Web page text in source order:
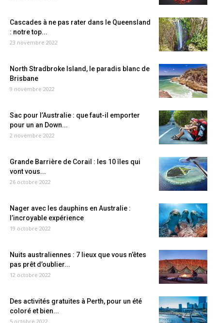
Cascades à ne pas rater dans le Queensland
: notre top...
23 novembre 2022
North Stradbroke Island, le paradis blanc de
Brisbane
9 novembre 2022
Sac pour l’Australie : que faut-il emporter
pour un an Down...
2 novembre 2022
Grande Barrière de Corail : les 10 îles qui
vont vous...
26 octobre 2022
Nager avec les dauphins en Australie :
l’incroyable expérience
19 octobre 2022
Nuits australiennes : 7 lieux que vous n’êtes
pas prêt d’oublier...
12 octobre 2022
Des activités gratuites à Perth, pour un été
coloré et bien...
5 octobre 2022